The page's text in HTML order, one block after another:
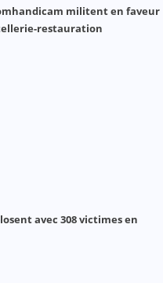
militent en faveur
restauration
avec 308 victimes en